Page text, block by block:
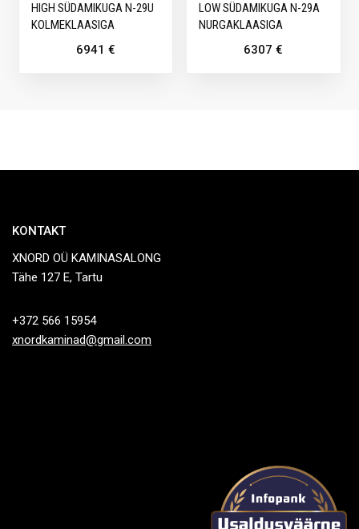
HIGH SÜDAMIKUGA N-29U
KOLMEKLAASIGA
6941 €
LOW SÜDAMIKUGA N-29A
NURGAKLAASIGA
6307€
KONTAKT
XNORD OÜ KAMINASALONG
Tähe 127 E, Tartu
+372 566 15954
xnordkaminad@gmail.com